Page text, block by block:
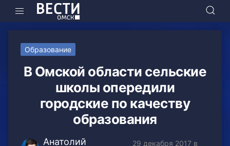
Образование
В Омской области сельские
школы опередили
городские по качеству
образования
Анатолий
29 декабря 2017 в